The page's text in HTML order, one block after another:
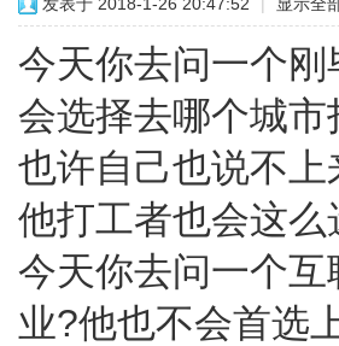
今天你去问一个
会选择去哪个城
也许自己也说不
他打工者也会这么
今天你去问一个
业?他也不会首选